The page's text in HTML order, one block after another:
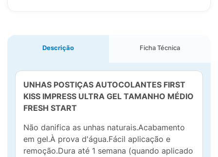
Descrição Ficha Técnica
UNHAS POSTIÇAS AUTOCOLANTES FIRST
KISS IMPRESS ULTRA GEL TAMANHO MÉDIO
FRESH START
Não danifica as unhas naturais.Acabamento
em gel.À prova d'água.Fácil aplicação e
remoção.Dura até 1 semana (quando aplicado